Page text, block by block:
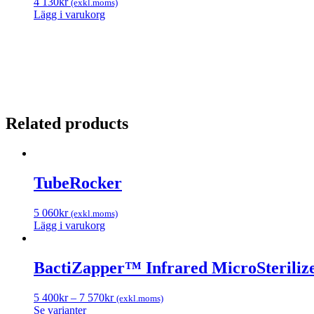
(exkl.moms)
Lägg i varukorg
Related products
TubeRocker
5 060kr (exkl.moms)
Lägg i varukorg
BactiZapper™ Infrared
5 400kr– 7 570kr (exkl.moms)
Se varianter